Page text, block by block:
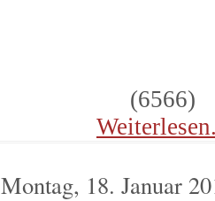
(6566)
Montag, 18. Januar